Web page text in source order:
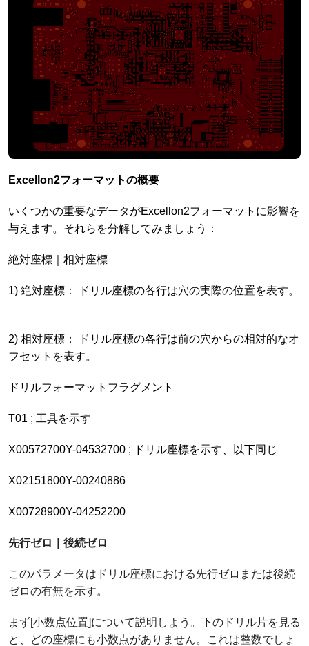
Excellon2フォーマットの概要
いくつかの重要なデータがExcellon2フォーマットに影響を
与えます。それらを分解してみましょう：
絶対座標｜相対座標
1) 絶対座標： ドリル座標の各行は穴の実際の位置を表す。
2) 相対座標： ドリル座標の各行は前の穴からの相対的なオ
フセットを表す。
ドリルフォーマットフラグメント
T01 ; 工具を示す
X00572700Y-04532700 ; ドリル座標を示す、以下同じ
X02151800Y-00240886
X00728900Y-04252200
先行ゼロ｜後続ゼロ
このパラメータはドリル座標における先行ゼロまたは後続
ゼロの有無を示す。
まず[小数点位置]について説明しよう。下のドリル片を見る
と、どの座標にも小数点がありません。これは整数でしょ